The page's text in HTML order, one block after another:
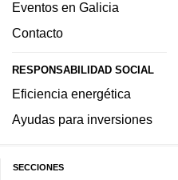
Eventos en Galicia
Contacto
RESPONSABILIDAD SOCIAL
Eficiencia energética
Ayudas para inversiones
SECCIONES